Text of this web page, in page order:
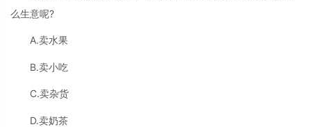
么生意呢?
A.卖水果
B.卖小吃
C.卖杂货
D.卖奶茶